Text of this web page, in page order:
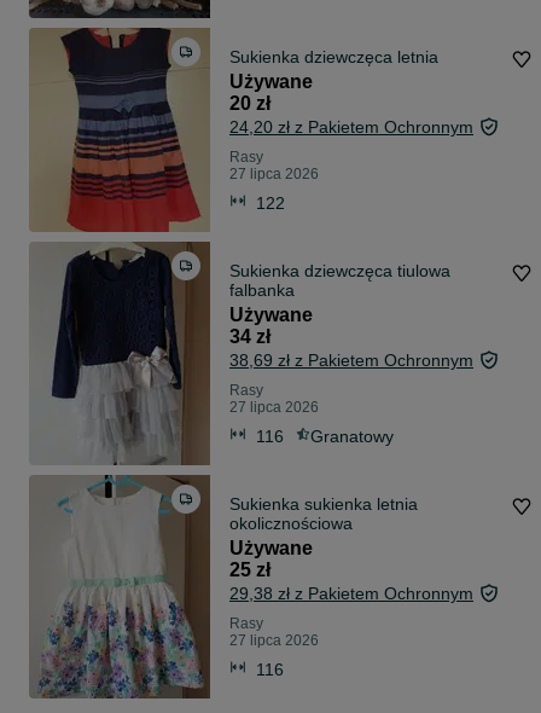
Sukienka dziewczęca letnia
Używane
20 zł
24,20 zł z Pakietem Ochronnym
Rasy
27 lipca 2026
122
Sukienka dziewczęca tiulowa
falbanka
Używane
34 zł
38,69 zł z Pakietem Ochronnym
Rasy
27 lipca 2026
116 Granatowy
Sukienka sukienka letnia
okolicznościowa
Używane
25 zł
29,38 zł z Pakietem Ochronnym
Rasy
27 lipca 2026
116